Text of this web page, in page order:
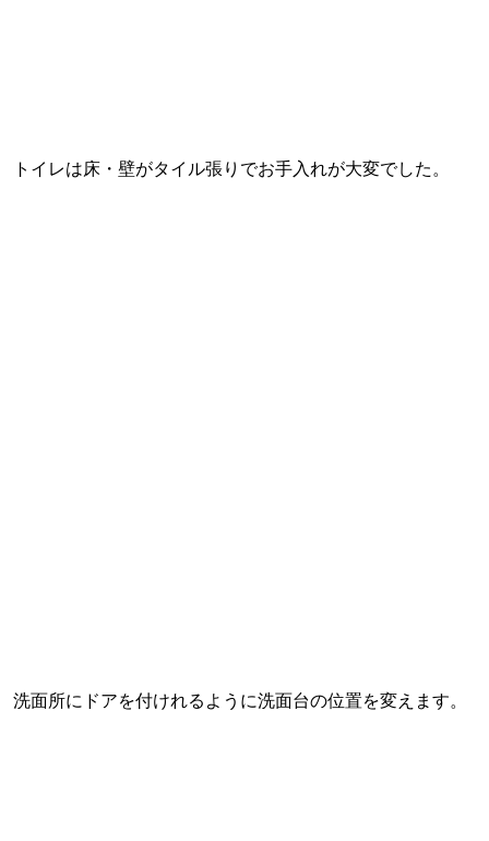
トイレは床・壁がタイル張りでお手入れが大変でした。
洗面所にドアを付けれるように洗面台の位置を変えます。